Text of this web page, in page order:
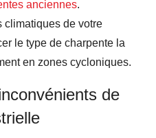
anciennes.
climatiques de votre
le type de charpente la
en zones cycloniques.
de